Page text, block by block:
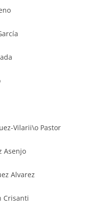
Vilarii\o Pastor
Asenjo
Alvarez
Crisanti